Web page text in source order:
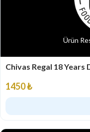
Ürün
Chivas Regal 18 Years
1450 ₺